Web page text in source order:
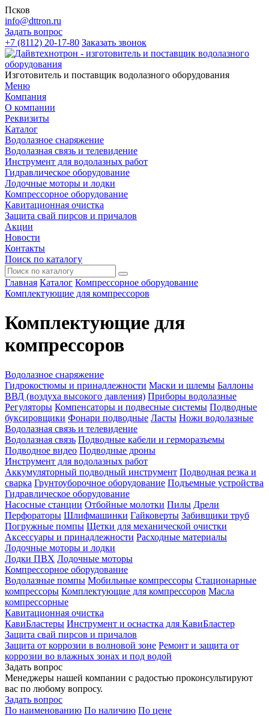
Псков
info@dttron.ru
Задать вопрос
+7 (8112) 20-17-80 Заказать звонок
Изготовитель и поставщик водолазного оборудования
Меню
Компания
О компании
Реквизиты
Каталог
Водолазное снаряжение
Водолазная связь и телевидение
Инструмент для водолазных работ
Гидравлическое оборудование
Лодочные моторы и лодки
Компрессорное оборудование
Кавитационная очистка
Защита свай пирсов и причалов
Акции
Новости
Контакты
Поиск по каталогу
Главная Каталог Компрессорное оборудование
Комплектующие для компрессоров
Комплектующие для
компрессоров
Водолазное снаряжение
Гидрокостюмы и принадлежности Маски и шлемы Баллоны
ВВД (воздуха высокого давления) Приборы водолазные
Регуляторы Компенсаторы и подвесные системы Подводные
буксировщики Фонари подводные Ласты Ножи водолазные
Водолазная связь и телевидение
Водолазная связь Подводные кабели и герморазъемы
Подводное видео Подводные дроны
Инструмент для водолазных работ
Аккумуляторный подводный инструмент Подводная резка и
сварка Грунтоуборочное оборудование Подъемные устройства
Гидравлическое оборудование
Насосные станции Отбойные молотки Пилы Дрели
Перфораторы Шлифмашинки Гайковерты Забивщики труб
Погружные помпы Щетки для механической очистки
Аксессуары и принадлежности Расходные материалы
Лодочные моторы и лодки
Лодки ПВХ Лодочные моторы
Компрессорное оборудование
Водолазные помпы Мобильные компрессоры Стационарные
компрессоры Комплектующие для компрессоров Масла
компрессорные
Кавитационная очистка
КавиБластеры Инструмент и оснастка для КавиБластер
Защита свай пирсов и причалов
Защита от коррозии в волновой зоне Ремонт и защита от
коррозии во влажных зонах и под водой
Задать вопрос
Менеджеры нашей компании с радостью проконсультируют
вас по любому вопросу.
Задать вопрос
По наименованию По наличию По цене